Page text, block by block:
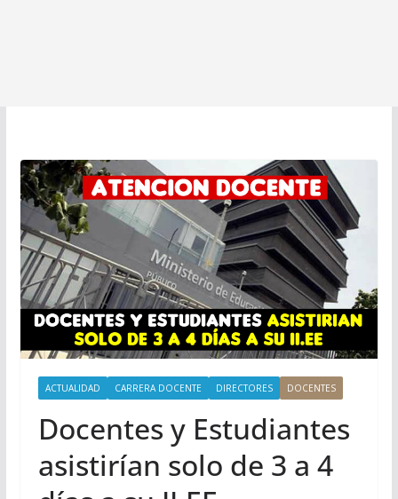
ACTUALIDAD CARRERA DOCENTE DIRECTORES DOCENTES
Docentes y Estudiantes
asistirían solo de 3 a 4